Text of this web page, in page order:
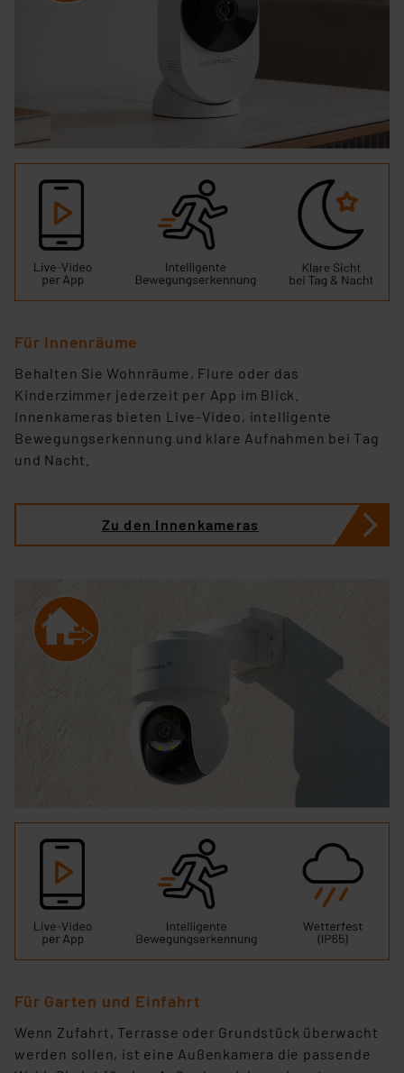
Für Innenräume
Behalten Sie Wohnräume, Flure oder das
Kinderzimmer jederzeit per App im Blick.
Innenkameras bieten Live-Video, intelligente
Bewegungserkennung und klare Aufnahmen bei Tag
und Nacht.
Zu den Innenkameras
Für Garten und Einfahrt
Wenn Zufahrt, Terrasse oder Grundstück überwacht
werden sollen, ist eine Außenkamera die passende